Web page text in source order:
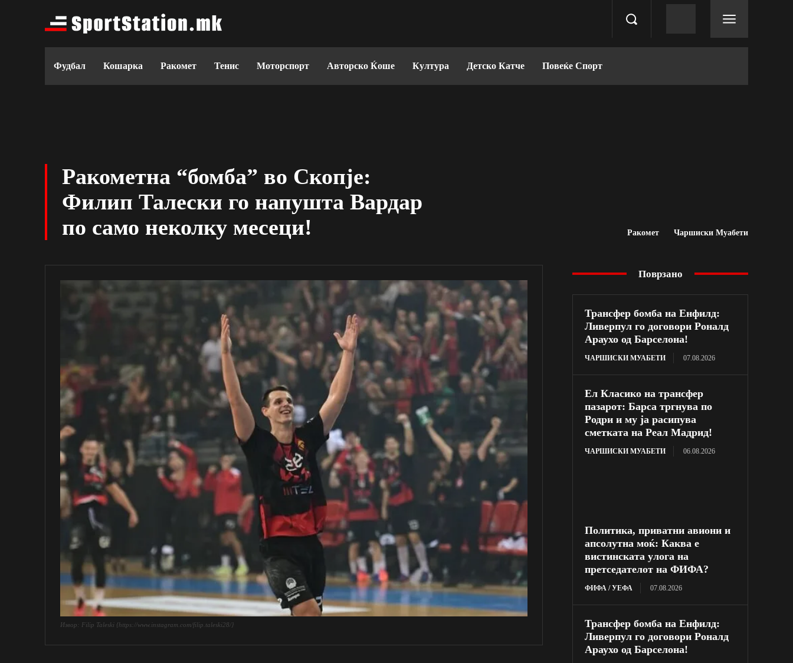
Фудбал Кошарка Ракомет Тенис Моторспорт Авторско Ќоше Култура Детско Катче Повеќе Спорт
Ракометна “бомба” во Скопје:
Филип Талески го напушта Вардар
по само неколку месеци!
Ракомет Чаршиски Муабети
Извор: Filip Taleski {https://www.instagram.com/filip.taleski28/}
Поврзано
Трансфер бомба на Енфилд:
Ливерпул го договори Роналд
Араухо од Барселона!
ЧАРШИСКИ МУАБЕТИ 07.08.2026
Ел Класико на трансфер
пазарот: Барса тргнува по
Родри и му ја расипува
сметката на Реал Мадрид!
ЧАРШИСКИ МУАБЕТИ 06.08.2026
Политика, приватни авиони и
апсолутна моќ: Каква е
вистинската улога на
претседателот на ФИФА?
ФИФА / УЕФА 07.08.2026
Трансфер бомба на Енфилд:
Ливерпул го договори Роналд
Араухо од Барселона!